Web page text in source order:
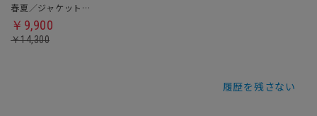
春夏／ジャケット＆ワイドパンツセットアップ／洗濯ネット付き
￥9,900
￥14,300
履歴を残さない